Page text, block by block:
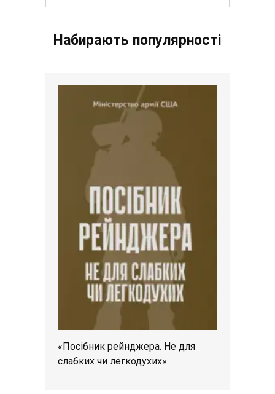
Набирають популярності
«Посібник рейнджера. Не для
слабких чи легкодухих»